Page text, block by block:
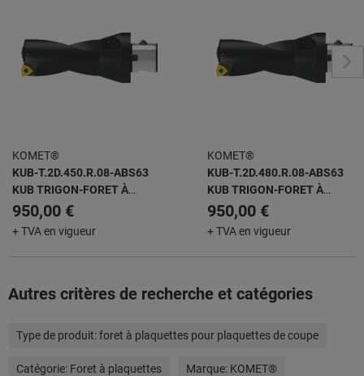
KOMET®
KUB-T.2D.450.R.08-ABS63
KUB TRIGON-FORET À
PLAQUETTES AMOVIBLES
950,00 €
+ TVA en vigueur
KOMET®
KUB-T.2D.480.R.08-ABS63
KUB TRIGON-FORET À
PLAQUETTES AMOVIBLES
950,00 €
+ TVA en vigueur
Autres critères de recherche et catégories
Type de produit:foret à plaquettes pour plaquettes de coupe
Catégorie: Foret à plaquettes Marque: KOMET®